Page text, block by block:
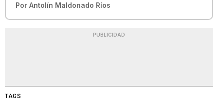
Por Antolín Maldonado Ríos
PUBLICIDAD
TAGS